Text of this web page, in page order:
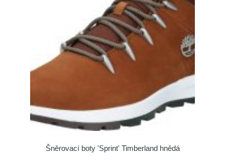
Šněrovací boty 'Sprint' Timberland hnědá